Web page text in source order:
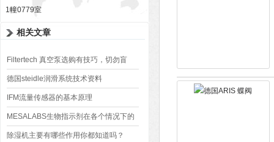
1幢0779室
相关文章
Filtertech 真空泵选购有技巧，切勿盲
目！
德国steidle润滑系统技术资料
IFM流量传感器的基本原理
MESALABS生物指示剂在各个情况下的
具体应用
除湿机主要有哪些作用你都知道吗？